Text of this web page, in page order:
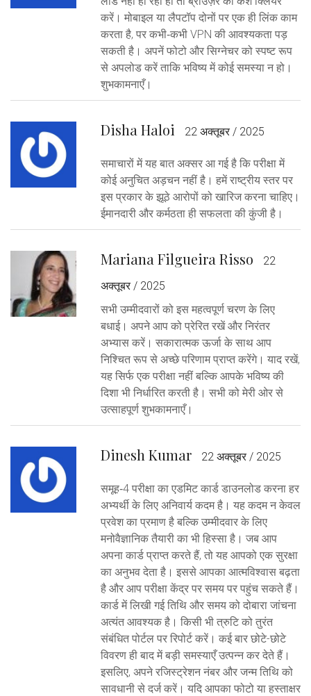
करें। मोबाइल या लैपटॉप दोनों पर एक ही लिंक काम
करता है, पर कभी‑कभी VPN की आवश्यकता पड़
सकती है। अपनें फोटो और सिग्नेचर को स्पष्ट रूप
से अपलोड करें ताकि भविष्य में कोई समस्या न हो।
शुभकामनाएँ।
Disha Haloi 22 अक्तूबर / 2025
समाचारों में यह बात अक्सर आ गई है कि परीक्षा में
कोई अनुचित अड़चन नहीं है। हमें राष्ट्रीय स्तर पर
इस प्रकार के झूठे आरोपों को खारिज करना चाहिए।
ईमानदारी और कर्मठता ही सफलता की कुंजी है।
Mariana Filgueira Risso
22
अक्तूबर / 2025
सभी उम्मीदवारों को इस महत्वपूर्ण चरण के लिए
बधाई। अपने आप को प्रेरित रखें और निरंतर
अभ्यास करें। सकारात्मक ऊर्जा के साथ आप
निश्चित रूप से अच्छे परिणाम प्राप्त करेंगे। याद रखें,
यह सिर्फ एक परीक्षा नहीं बल्कि आपके भविष्य की
दिशा भी निर्धारित करती है। सभी को मेरी ओर से
उत्साहपूर्ण शुभकामनाएँ।
Dinesh Kumar 22 अक्तूबर / 2025
समूह‑4 परीक्षा का एडमिट कार्ड डाउनलोड करना हर
अभ्यर्थी के लिए अनिवार्य कदम है। यह कदम न केवल
प्रवेश का प्रमाण है बल्कि उम्मीदवार के लिए
मनोवैज्ञानिक तैयारी का भी हिस्सा है। जब आप
अपना कार्ड प्राप्त करते हैं, तो यह आपको एक सुरक्षा
का अनुभव देता है। इससे आपका आत्मविश्वास बढ़ता
है और आप परीक्षा केंद्र पर समय पर पहुंच सकते हैं।
कार्ड में लिखी गई तिथि और समय को दोबारा जांचना
अत्यंत आवश्यक है। किसी भी त्रुटि को तुरंत
संबंधित पोर्टल पर रिपोर्ट करें। कई बार छोटे-छोटे
विवरण ही बाद में बड़ी समस्याएँ उत्पन्न कर देते हैं।
इसलिए, अपने रजिस्ट्रेशन नंबर और जन्म तिथि को
सावधानी से दर्ज करें। यदि आपका फोटो या हस्ताक्षर